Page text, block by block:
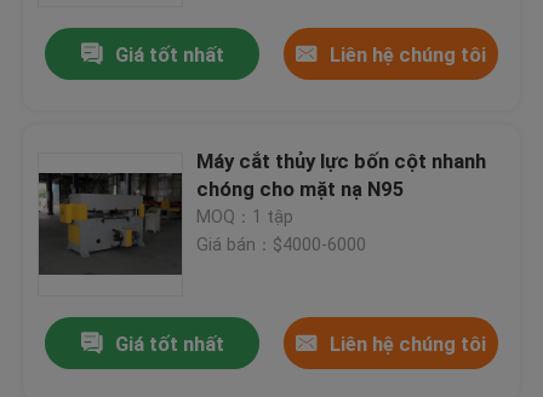
Các sản phẩm
Về chúng tôi
Tham quan nhà máy
Giá tốt nhất Liên hệ chúng tôi
Máy cắt thủy lực bốn cột nhanh
chóng cho mặt nạ N95
MOQ：1 tập
Giá bán：$4000-6000
Giá tốt nhất Liên hệ chúng tôi